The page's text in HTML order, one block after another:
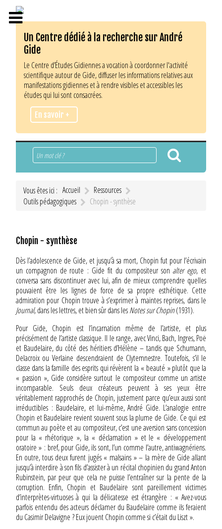
Un Centre dédié à la recherche sur André
Gide
Le Centre d’Études Gidiennes a vocation à coordonner l'activité
scientifique autour de Gide, diffuser les informations relatives aux
manifestations gidiennes et à rendre visibles et accessibles les
études qui lui sont consacrées.
En savoir +
Rechercher
Vous êtes ici : Accueil
Ressources
Outils pédagogiques
Chopin - synthèse
Chopin - synthèse
Dès l’adolescence de Gide, et jusqu’à sa mort, Chopin fut pour l’écrivain
un compagnon de route : Gide fit du compositeur son alter ego, et
conversa sans discontinuer avec lui, afin de mieux comprendre quelles
pouvaient être les lignes de force de sa propre esthétique. Cette
admiration pour Chopin trouve à s’exprimer à maintes reprises, dans le
Journal, dans les lettres, et bien sûr dans lesNotes sur Chopin(1931).
Pour Gide, Chopin est l’incarnation même de l’artiste, et plus
précisément de l’artiste classique. Il le range, avec Vinci, Bach, Ingres, Poë
et Baudelaire, du côté des héritiers d’Hélène – tandis que Schumann,
Delacroix ou Verlaine descendraient de Clytemnestre. Toutefois, s’il le
classe dans la famille des esprits qui révèrent la « beauté » plutôt que la
« passion », Gide considère surtout le compositeur comme un artiste
incomparable. Seuls deux créateurs peuvent à ses yeux être
véritablement rapprochés de Chopin, justement parce qu’eux aussi sont
irréductibles : Baudelaire, et lui-même, André Gide. L’analogie entre
Chopin et Baudelaire revient souvent sous la plume de Gide. Ce qui est
commun au poète et au compositeur, c’est une aversion sans concession
pour la « rhétorique », la « déclamation » et le « développement
oratoire » : bref, pour Gide, ils sont, l’un comme l’autre, antiwagnériens.
En outre, tous deux furent jugés « malsains » – la mère de Gide allant
jusqu’à interdire à son fils d’assister à un récital chopinien du grand Anton
Rubinstein, par peur que cela ne puisse l’entraîner sur la pente de la
corruption. Enfin, Chopin et Baudelaire sont pareillement victimes
d’interprètes-virtuoses à qui la délicatesse est étrangère : « Avez-vous
parfois entendu des acteurs déclamer du Baudelaire comme ils feraient
du Casimir Delavigne ? Eux jouent Chopin comme si c’était du Liszt ».